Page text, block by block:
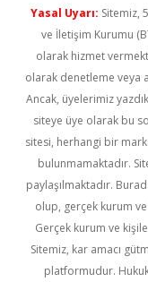
Yasal Uyarı: Sitemiz,
ve İletişim Kurumu
olarak hizmet
olarak denetleme veya
Ancak, üyelerimiz
siteye üye olarak bu
sitesi, herhangi bir
bulunmamaktadır.
paylaşılmaktadır.
olup, gerçek kurum
Gerçek kurum ve
Sitemiz, kar amacı
platformudur.